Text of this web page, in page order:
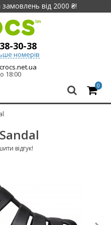
від 2000 ₴!
30-38
номерів
18:00
0
відгук!